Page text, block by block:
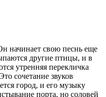
начинает свою песнь еще
другие птицы, и в
утренняя перекличка
сочетание звуков
город, и его музыку
порта, но соловей